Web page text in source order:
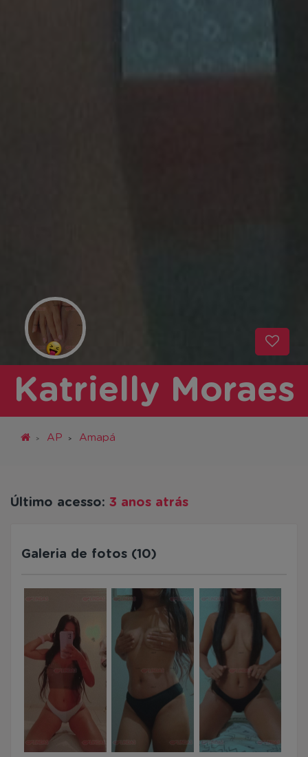
Katrielly Moraes
AP Amapá
Último acesso: 3 anos atrás
Galeria de fotos (10)